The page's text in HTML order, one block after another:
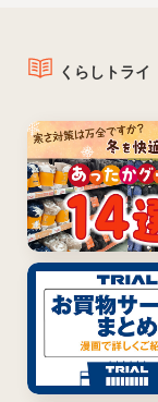
くらしトライ